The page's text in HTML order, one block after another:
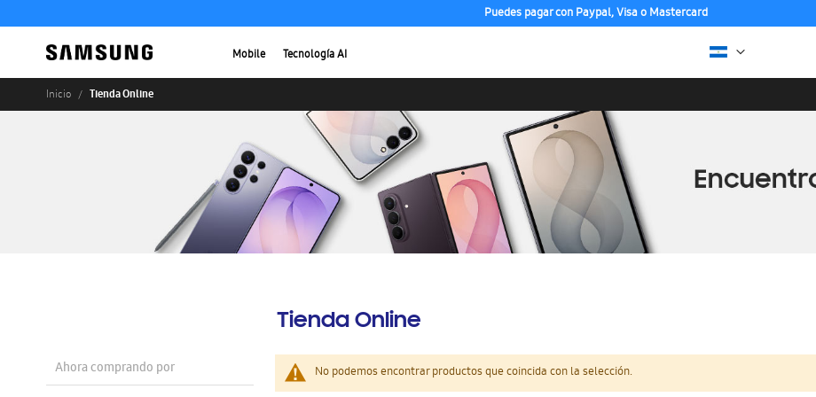
Puedes pagar con Paypal, Visa o Mastercard
Mobile Tecnología AI
Inicio Tienda Online
Tienda Online
No podemos encontrar productos que coincida con la selección.
Ahora comprando por